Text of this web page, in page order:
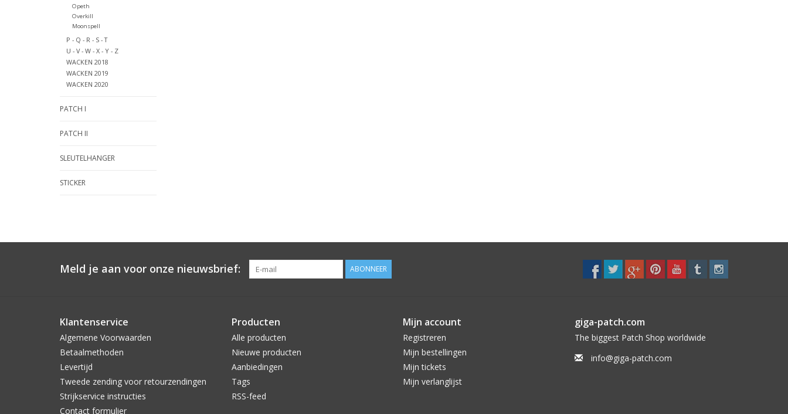
Opeth
Overkill
Moonspell
P - Q - R - S - T
U - V - W - X - Y - Z
WACKEN 2018
WACKEN 2019
WACKEN 2020
PATCH I
PATCH II
SLEUTELHANGER
STICKER
Meld je aan voor onze nieuwsbrief: ABONNEER
Klantenservice
Algemene Voorwaarden
Betaalmethoden
Levertijd
Tweede zending voor retourzendingen
Strijkservice instructies
Contact formulier
Producten
Alle producten
Nieuwe producten
Aanbiedingen
Tags
RSS-feed
Mijn account
Registreren
Mijn bestellingen
Mijn tickets
Mijn verlanglijst
giga-patch.com
The biggest Patch Shop worldwide
info@giga-patch.com